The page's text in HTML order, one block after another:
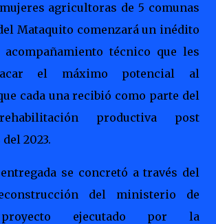
agricultoras de 5 comunas
Mataquito comenzará un inédito
acompañamiento técnico que les
el máximo potencial al
cada una recibió como parte del
productiva post
2023.
se concretó a través del
del ministerio de
proyecto ejecutado por la